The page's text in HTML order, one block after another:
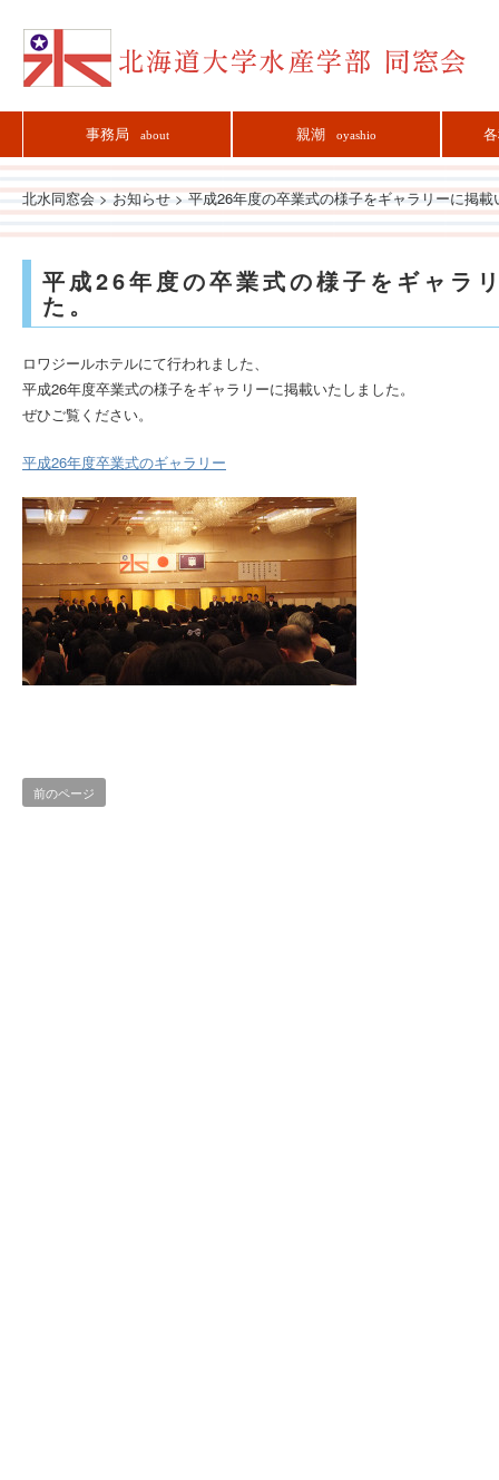
事務局 about 親潮 oyashio
北水同窓会>お知らせ>平成26年度の卒業式の様子をギャラリーに掲
平成26年度の卒業式の様子をギャラ
た。
ロワジールホテルにて行われました、
平成26年度卒業式の様子をギャラリーに掲載いたしました。
ぜひご覧ください。
平成26年度卒業式のギャラリー
前のページ